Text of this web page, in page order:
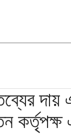
দায়